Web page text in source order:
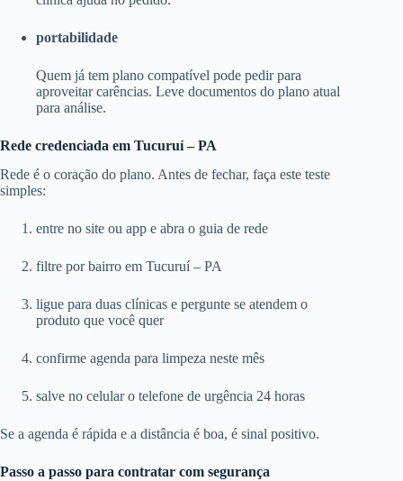
portabilidade
Quem já tem plano compatível pode pedir para
aproveitar carências. Leve documentos do plano atual
para análise.
Rede credenciada em Tucuruí – PA
Rede é o coração do plano. Antes de fechar, faça este teste
simples:
entre no site ou app e abra o guia de rede
filtre por bairro em Tucuruí – PA
ligue para duas clínicas e pergunte se atendem o
produto que você quer
confirme agenda para limpeza neste mês
salve no celular o telefone de urgência 24 horas
Se a agenda é rápida e a distância é boa, é sinal positivo.
Passo a passo para contratar com segurança